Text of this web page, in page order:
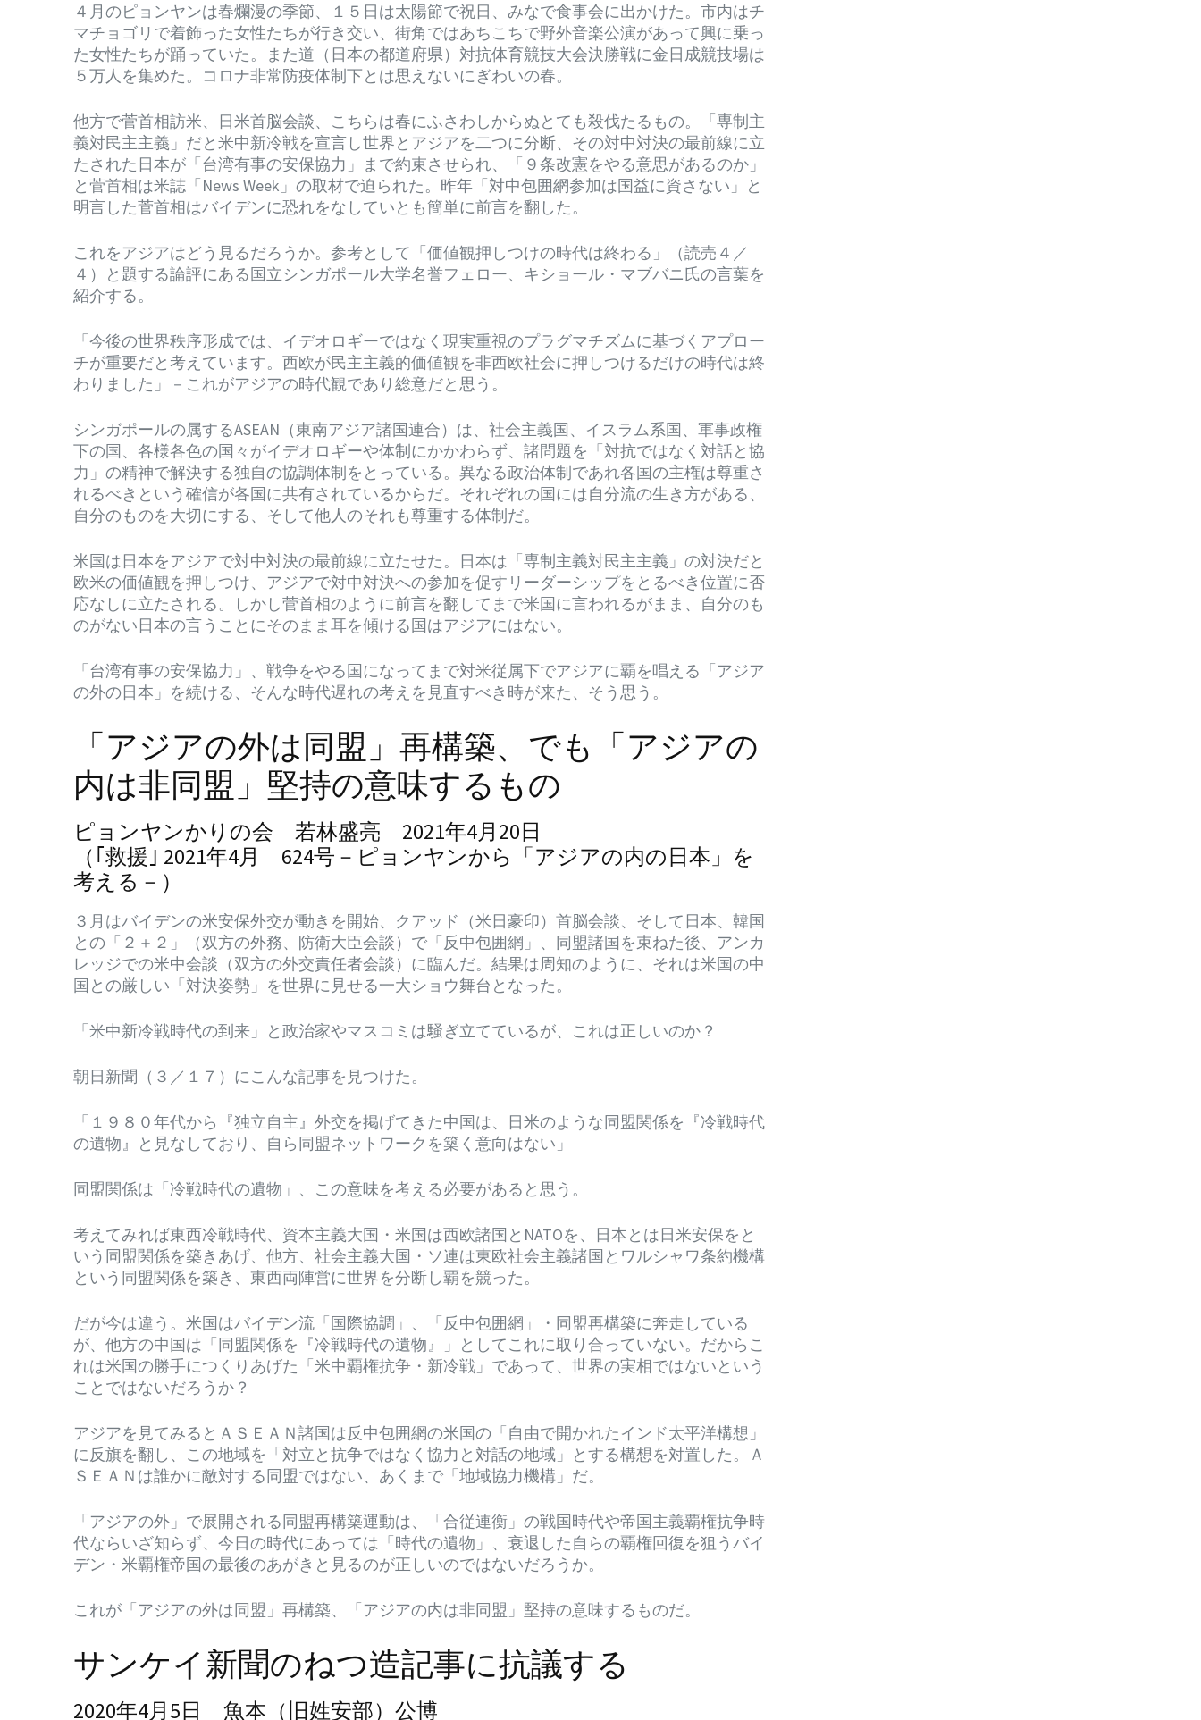
４月のピョンヤンは春爛漫の季節、１５日は太陽節で祝日、みなで食事会に出かけた。市内はチ
マチョゴリで着飾った女性たちが行き交い、街角ではあちこちで野外音楽公演があって興に乗っ
た女性たちが踊っていた。また道（日本の都道府県）対抗体育競技大会決勝戦に金日成競技場は
５万人を集めた。コロナ非常防疫体制下とは思えないにぎわいの春。
他方で菅首相訪米、日米首脳会談、こちらは春にふさわしからぬとても殺伐たるもの。「専制主
義対民主主義」だと米中新冷戦を宣言し世界とアジアを二つに分断、その対中対決の最前線に立
たされた日本が「台湾有事の安保協力」まで約束させられ、「９条改憲をやる意思があるのか」
と菅首相は米誌「News Week」の取材で迫られた。昨年「対中包囲網参加は国益に資さない」と
明言した菅首相はバイデンに恐れをなしていとも簡単に前言を翻した。
これをアジアはどう見るだろうか。参考として「価値観押しつけの時代は終わる」（読売４／
４）と題する論評にある国立シンガポール大学名誉フェロー、キショール・マブバニ氏の言葉を
紹介する。
「今後の世界秩序形成では、イデオロギーではなく現実重視のプラグマチズムに基づくアプロー
チが重要だと考えています。西欧が民主主義的価値観を非西欧社会に押しつけるだけの時代は終
わりました」－これがアジアの時代観であり総意だと思う。
シンガポールの属するASEAN（東南アジア諸国連合）は、社会主義国、イスラム系国、軍事政権
下の国、各様各色の国々がイデオロギーや体制にかかわらず、諸問題を「対抗ではなく対話と協
力」の精神で解決する独自の協調体制をとっている。異なる政治体制であれ各国の主権は尊重さ
れるべきという確信が各国に共有されているからだ。それぞれの国には自分流の生き方がある、
自分のものを大切にする、そして他人のそれも尊重する体制だ。
米国は日本をアジアで対中対決の最前線に立たせた。日本は「専制主義対民主主義」の対決だと
欧米の価値観を押しつけ、アジアで対中対決への参加を促すリーダーシップをとるべき位置に否
応なしに立たされる。しかし菅首相のように前言を翻してまで米国に言われるがまま、自分のも
のがない日本の言うことにそのまま耳を傾ける国はアジアにはない。
「台湾有事の安保協力」、戦争をやる国になってまで対米従属下でアジアに覇を唱える「アジア
の外の日本」を続ける、そんな時代遅れの考えを見直すべき時が来た、そう思う。
「アジアの外は同盟」再構築、でも「アジアの
内は非同盟」堅持の意味するもの
ピョンヤンかりの会 若林盛亮 2021年4月20日
（｢救援｣ 2021年4月 624号－ピョンヤンから「アジアの内の日本」を
考える－）
３月はバイデンの米安保外交が動きを開始、クアッド（米日豪印）首脳会談、そして日本、韓国
との「２＋２」（双方の外務、防衛大臣会談）で「反中包囲網」、同盟諸国を束ねた後、アンカ
レッジでの米中会談（双方の外交責任者会談）に臨んだ。結果は周知のように、それは米国の中
国との厳しい「対決姿勢」を世界に見せる一大ショウ舞台となった。
「米中新冷戦時代の到来」と政治家やマスコミは騒ぎ立てているが、これは正しいのか？
朝日新聞（３／１７）にこんな記事を見つけた。
「１９８０年代から『独立自主』外交を掲げてきた中国は、日米のような同盟関係を『冷戦時代
の遺物』と見なしており、自ら同盟ネットワークを築く意向はない」
同盟関係は「冷戦時代の遺物」、この意味を考える必要があると思う。
考えてみれば東西冷戦時代、資本主義大国・米国は西欧諸国とNATOを、日本とは日米安保をと
いう同盟関係を築きあげ、他方、社会主義大国・ソ連は東欧社会主義諸国とワルシャワ条約機構
という同盟関係を築き、東西両陣営に世界を分断し覇を競った。
だが今は違う。米国はバイデン流「国際協調」、「反中包囲網」・同盟再構築に奔走している
が、他方の中国は「同盟関係を『冷戦時代の遺物』」としてこれに取り合っていない。だからこ
れは米国の勝手につくりあげた「米中覇権抗争・新冷戦」であって、世界の実相ではないという
ことではないだろうか？
アジアを見てみるとＡＳＥＡＮ諸国は反中包囲網の米国の「自由で開かれたインド太平洋構想」
に反旗を翻し、この地域を「対立と抗争ではなく協力と対話の地域」とする構想を対置した。Ａ
ＳＥＡＮは誰かに敵対する同盟ではない、あくまで「地域協力機構」だ。
「アジアの外」で展開される同盟再構築運動は、「合従連衡」の戦国時代や帝国主義覇権抗争時
代ならいざ知らず、今日の時代にあっては「時代の遺物」、衰退した自らの覇権回復を狙うバイ
デン・米覇権帝国の最後のあがきと見るのが正しいのではないだろうか。
これが「アジアの外は同盟」再構築、「アジアの内は非同盟」堅持の意味するものだ。
サンケイ新聞のねつ造記事に抗議する
2020年4月5日 魚本（旧姓安部）公博